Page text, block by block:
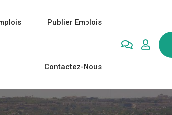
Publier Emplois
Contactez-Nous